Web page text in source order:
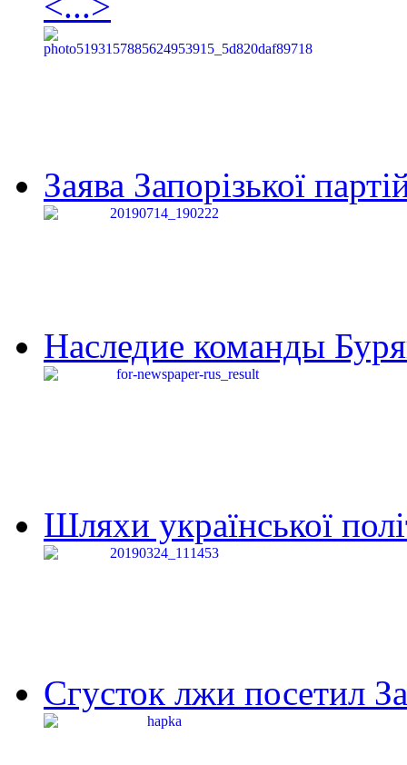
Заява Запорізької
Наследие команды
Шляхи української
Сгусток лжи посетил